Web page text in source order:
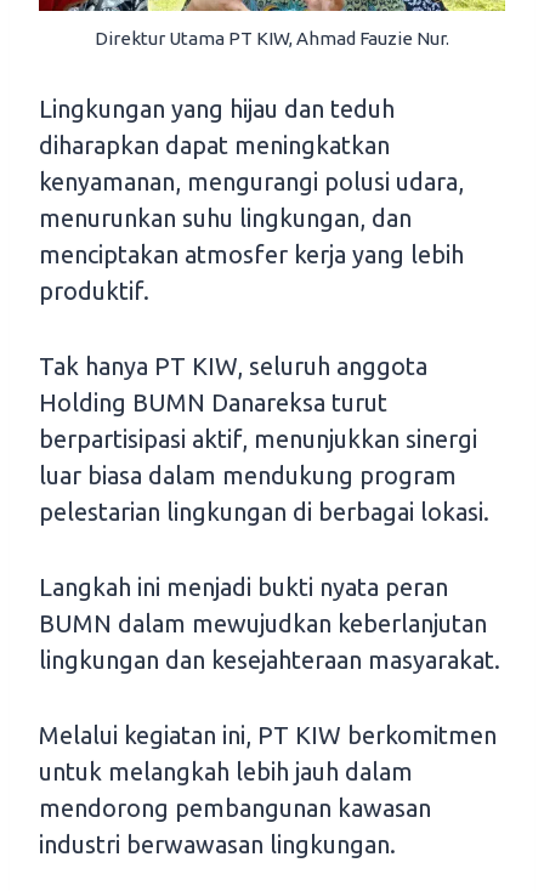
Direktur Utama PT KIW, Ahmad Fauzie Nur.
Lingkungan yang hijau dan teduh
diharapkan dapat meningkatkan
kenyamanan, mengurangi polusi udara,
menurunkan suhu lingkungan, dan
menciptakan atmosfer kerja yang lebih
produktif.
Tak hanya PT KIW, seluruh anggota
Holding BUMN Danareksa turut
berpartisipasi aktif, menunjukkan sinergi
luar biasa dalam mendukung program
pelestarian lingkungan di berbagai lokasi.
Langkah ini menjadi bukti nyata peran
BUMN dalam mewujudkan keberlanjutan
lingkungan dan kesejahteraan masyarakat.
Melalui kegiatan ini, PT KIW berkomitmen
untuk melangkah lebih jauh dalam
mendorong pembangunan kawasan
industri berwawasan lingkungan.